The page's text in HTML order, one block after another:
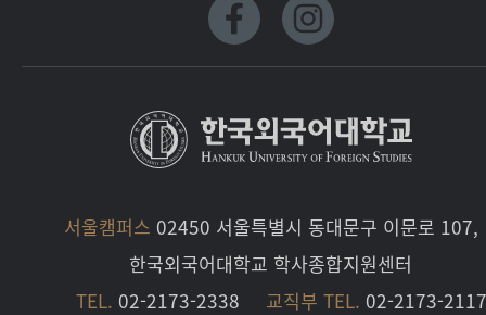
서울캠퍼스 02450 서울특별시 동대문구 이문로 107,
한국외국어대학교 학사종합지원센터
TEL. 02-2173-2338 교직부 TEL. 02-2173-